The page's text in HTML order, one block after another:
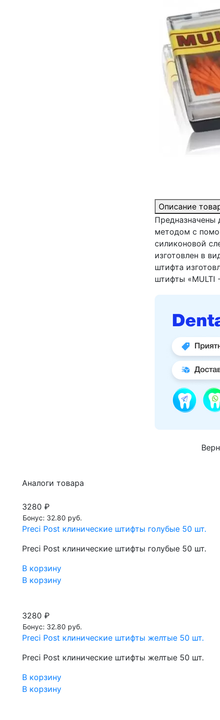
Описание
Предназначены
методом с
силиконовой
изготовлен в
штифта
штифты «MULTI
Аналоги товара
3280 ₽
Бонус: 32.80 руб.
Preci Post клинические штифты голубые 50 шт.
Preci Post клинические штифты голубые 50 шт.
В корзину
В корзину
3280 ₽
Бонус: 32.80 руб.
Preci Post клинические штифты желтые 50 шт.
Preci Post клинические штифты желтые 50 шт.
В корзину
В корзину